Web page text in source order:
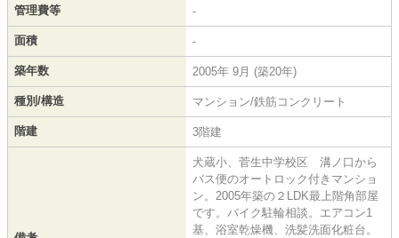
管理費等 -
面積 -
築年数 2005年 9月 (築20年)
種別/構造 マンション/鉄筋コンクリート
階建 3階建
犬蔵小、菅生中学校区 溝ノ口から
バス便のオートロック付きマンショ
ン。2005年築の２LDK最上階角部屋
です。バイク駐輪相談。エアコン1
基、浴室乾燥機、洗髪洗面化粧台。